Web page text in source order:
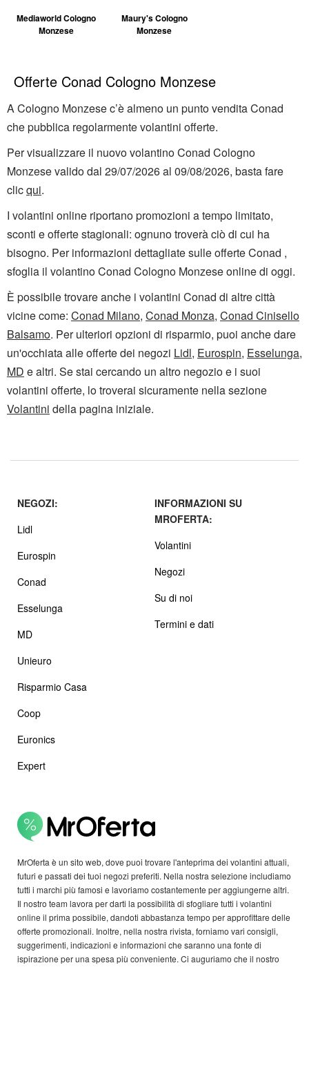
Mediaworld Cologno
Monzese
Maury's Cologno
Monzese
Offerte Conad Cologno Monzese
A Cologno Monzese c’è almeno un punto vendita Conad
che pubblica regolarmente volantini offerte.
Per visualizzare il nuovo volantino Conad Cologno
Monzese valido dal 29/07/2026 al 09/08/2026, basta fare
clicqui.
I volantini online riportano promozioni a tempo limitato,
sconti e offerte stagionali: ognuno troverà ciò di cui ha
bisogno. Per informazioni dettagliate sulle offerte Conad ,
sfoglia il volantino Conad Cologno Monzese online di oggi.
È possibile trovare anche i volantini Conad di altre città
vicine come: Conad Milano, Conad Monza, Conad Cinisello
Balsamo. Per ulteriori opzioni di risparmio, puoi anche dare
un'occhiata alle offerte dei negozi Lidl, Eurospin, Esselunga,
MD e altri. Se stai cercando un altro negozio e i suoi
volantini offerte, lo troverai sicuramente nella sezione
Volantini della pagina iniziale.
MrOferta è un sito web, dove puoi trovare l'anteprima dei volantini attuali,
futuri e passati dei tuoi negozi preferiti. Nella nostra selezione includiamo
tutti i marchi più famosi e lavoriamo costantemente per aggiungerne altri.
Il nostro team lavora per darti la possibilità di sfogliare tutti i volantini
online il prima possibile, dandoti abbastanza tempo per approfittare delle
offerte promozionali. Inoltre, nella nostra rivista, forniamo vari consigli,
suggerimenti, indicazioni e informazioni che saranno una fonte di
ispirazione per una spesa più conveniente. Ci auguriamo che il nostro
NEGOZI:
Lidl
Eurospin
Conad
Esselunga
MD
Unieuro
Risparmio Casa
Coop
Euronics
Expert
INFORMAZIONI SU
MROFERTA:
Volantini
Negozi
Su di noi
Termini e dati